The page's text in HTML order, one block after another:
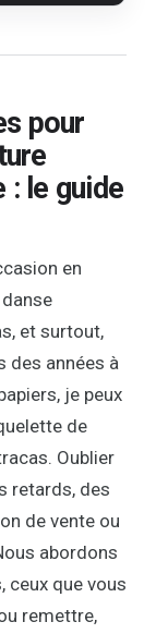
pour
: le guide
en
et surtout,
des années à
je peux
de
Oublier
retards, des
de vente ou
abordons
ceux que vous
remettre,